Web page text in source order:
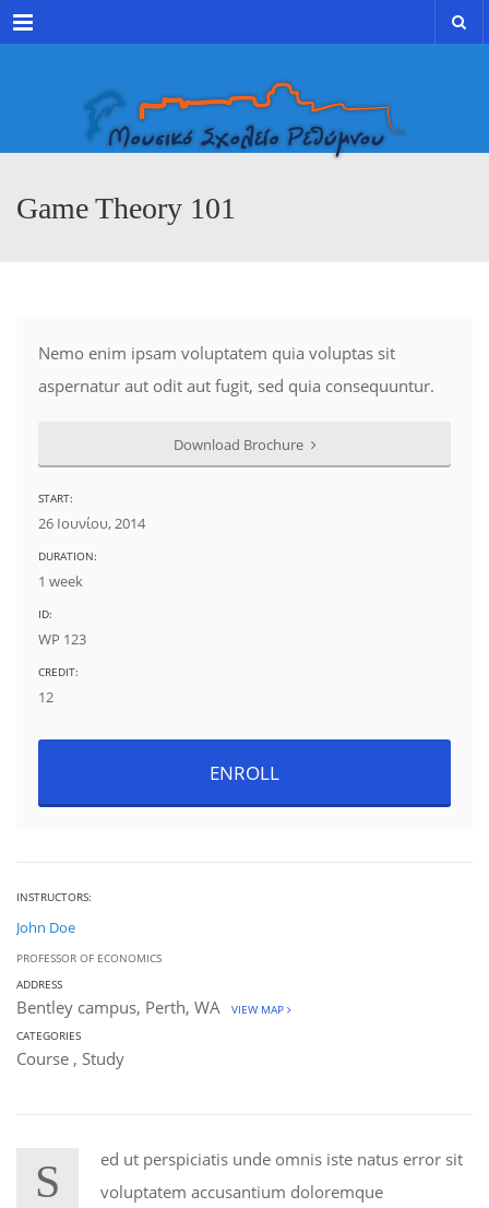
Menu
Game Theory 101
Nemo enim ipsam voluptatem quia voluptas sit
aspernatur aut odit aut fugit, sed quia consequuntur.
Download Brochure
START:
26 Ιουνίου, 2014
DURATION:
1 week
ID:
WP 123
CREDIT:
12
ENROLL
INSTRUCTORS:
John Doe
PROFESSOR OF ECONOMICS
ADDRESS
Bentley campus, Perth, WA
VIEW MAP
CATEGORIES
Course , Study
S
ed ut perspiciatis unde omnis iste natus error sit
voluptatem accusantium doloremque